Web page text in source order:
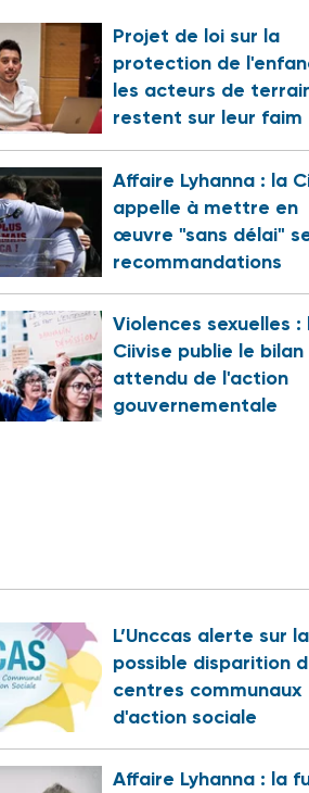
Projet de loi sur la
protection de
les acteurs de
restent sur leur faim
Affaire Lyhanna : la
appelle à mettre en
œuvre "sans délai"
recommandations
Violences sexuelles :
Ciivise publie le
attendu de l'action
gouvernementale
L’Unccas alerte sur la
possible disparition
centres communaux
d'action sociale
Affaire Lyhanna : la